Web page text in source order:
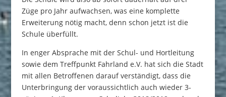
Züge pro Jahr aufwachsen, was eine komplette
Erweiterung nötig macht, denn schon jetzt ist die
Schule überfüllt.
In enger Absprache mit der Schul- und Hortleitung
sowie dem Treffpunkt Fahrland e.V. hat sich die Stadt
mit allen Betroffenen darauf verständigt, dass die
Unterbringung der voraussichtlich auch wieder 3-